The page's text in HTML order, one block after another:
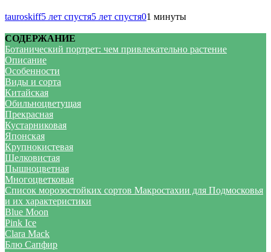
tauroskiff5 лет спустя5 лет спустя01 минуты
СОДЕРЖАНИЕ
Ботанический портрет: чем привлекательно растение
Описание
Особенности
Виды и сорта
Китайская
Обильноцветущая
Прекрасная
Кустарниковая
Японская
Крупнокистевая
Шелковистая
Пышноцветная
Многоцветковая
Список морозостойких сортов Макростахии для Подмосковья
и их характеристики
Blue Moon
Pink Ice
Clara Mack
Блю Сапфир